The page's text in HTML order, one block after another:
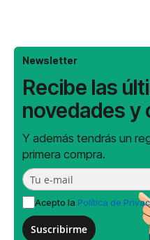
Newsletter
Recibe las
novedades y
Y además tendrás un
primera compra.
Acepto la Política de
Suscribirme